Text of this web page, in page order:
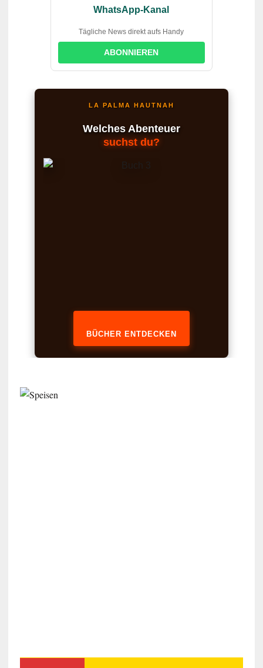
WhatsApp-Kanal
Tägliche News direkt aufs Handy
ABONNIEREN
LA PALMA HAUTNAH
Welches Abenteuer
suchst du?
BÜCHER ENTDECKEN